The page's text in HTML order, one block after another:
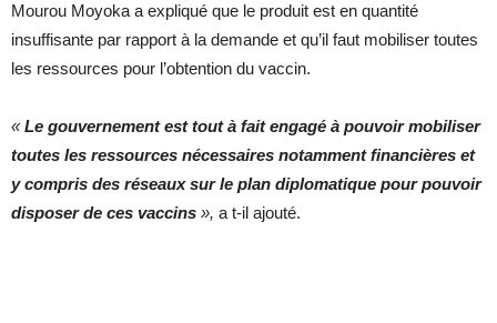
Mourou Moyoka a expliqué que le produit est en quantité
insuffisante par rapport à la demande et qu’il faut mobiliser toutes
les ressources pour l’obtention du vaccin.
«Le gouvernement est tout à fait engagé à pouvoir mobiliser
toutes les ressources nécessaires notamment financières et
y compris des réseaux sur le plan diplomatique pour pouvoir
disposer de ces vaccins », a t-il ajouté.